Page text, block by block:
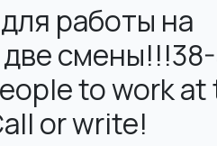
работы на
to work at
or write!